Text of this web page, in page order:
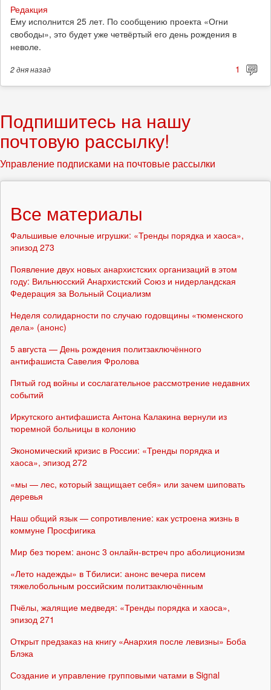
Редакция
Ему исполнится 25 лет. По сообщению проекта «Огни
свободы», это будет уже четвёртый его день рождения в
неволе.
2 дняназад 1
Подпишитесь на нашу
почтовую рассылку!
Управление подписками на почтовые рассылки
Все материалы
Фальшивые елочные игрушки: «Тренды порядка и хаоса»,
эпизод 273
Появление двух новых анархистских организаций в этом
году: Вильнюсский Анархистский Союз и нидерландская
Федерация за Вольный Социализм
Неделя солидарности по случаю годовщины «тюменского
дела» (анонс)
5 августа — День рождения политзаключённого
антифашиста Савелия Фролова
Пятый год войны и сослагательное рассмотрение недавних
событий
Иркутского антифашиста Антона Калакина вернули из
тюремной больницы в колонию
Экономический кризис в России: «Тренды порядка и
хаоса», эпизод 272
«мы — лес, который защищает себя» или зачем шиповать
деревья
Наш общий язык — сопротивление: как устроена жизнь в
коммуне Просфигика
Мир без тюрем: анонс 3 онлайн-встреч про аболиционизм
«Лето надежды» в Тбилиси: анонс вечера писем
тяжелобольным российским политзаключённым
Пчёлы, жалящие медведя: «Тренды порядка и хаоса»,
эпизод 271
Открыт предзаказ на книгу «Анархия после левизны» Боба
Блэка
Создание и управление групповыми чатами в Signal